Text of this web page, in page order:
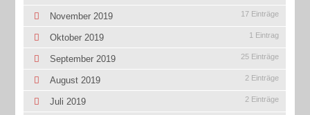
November 2019 17 Einträge
Oktober 2019 1 Eintrag
September 2019 25 Einträge
August 2019 2 Einträge
Juli 2019 2 Einträge